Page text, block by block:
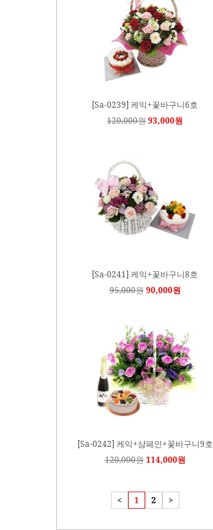
[Sa-0239] 케익+꽃바구니6호
120,000원93,000원
[Sa-0241] 케익+꽃바구니8호
95,000원 90,000원
[Sa-0242] 케익+샴페인+꽃바구니9호
120,000원 114,000원
< 1 2 >